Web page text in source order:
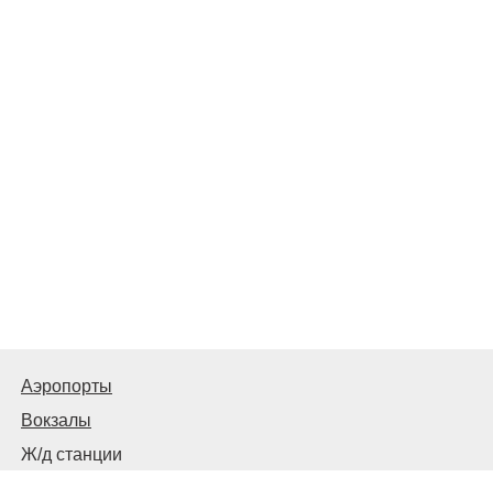
Аэропорты
Вокзалы
Ж/д станции